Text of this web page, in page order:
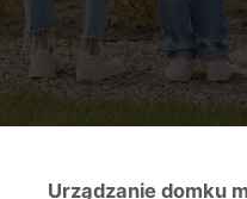
Urządzanie domku